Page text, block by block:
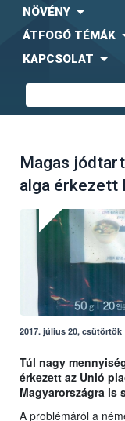
NÖVÉNY
ÁTFOGÓ TÉMÁK
KAPCSOLAT
Magas
alga érkezett
2017. július 20, csütörtök
Túl nagy
érkezett az Unió
Magyarországra is
A problémáról a